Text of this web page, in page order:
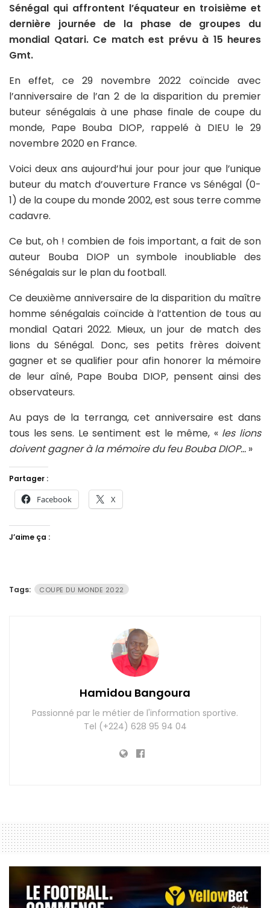
Sénégal qui affrontent l’équateur en troisième et
dernière journée de la phase de groupes du
mondial Qatari. Ce match est prévu à 15 heures
Gmt.
En effet, ce 29 novembre 2022 coïncide avec
l’anniversaire de l’an 2 de la disparition du premier
buteur sénégalais à une phase finale de coupe du
monde, Pape Bouba DIOP, rappelé à DIEU le 29
novembre 2020 en France.
Voici deux ans aujourd’hui jour pour jour que l’unique
buteur du match d’ouverture France vs Sénégal (0-
1) de la coupe du monde 2002, est sous terre comme
cadavre.
Ce but, oh ! combien de fois important, a fait de son
auteur Bouba DIOP un symbole inoubliable des
Sénégalais sur le plan du football.
Ce deuxième anniversaire de la disparition du maître
homme sénégalais coïncide à l’attention de tous au
mondial Qatari 2022. Mieux, un jour de match des
lions du Sénégal. Donc, ses petits frères doivent
gagner et se qualifier pour afin honorer la mémoire
de leur aîné, Pape Bouba DIOP, pensent ainsi des
observateurs.
Au pays de la terranga, cet anniversaire est dans
tous les sens. Le sentiment est le même, « les lions
doivent gagner à la mémoire du feu Bouba DIOP… »
Partager :
Facebook X
J’aime ça :
Tags: COUPE DU MONDE 2022
Hamidou Bangoura
Passionné par le métier de l'information sportive.
Tel (+224) 628 95 94 04